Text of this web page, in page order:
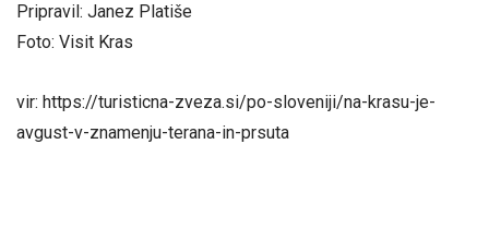
Pripravil: Janez Platiše
Foto: Visit Kras
vir: https://turisticna-zveza.si/po-sloveniji/na-krasu-je-
avgust-v-znamenju-terana-in-prsuta